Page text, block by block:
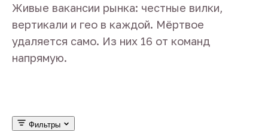
Живые вакансии рынка: честные вилки,
вертикали и гео в каждой. Мёртвое
удаляется само. Из них 16 от команд
напрямую.
Фильтры